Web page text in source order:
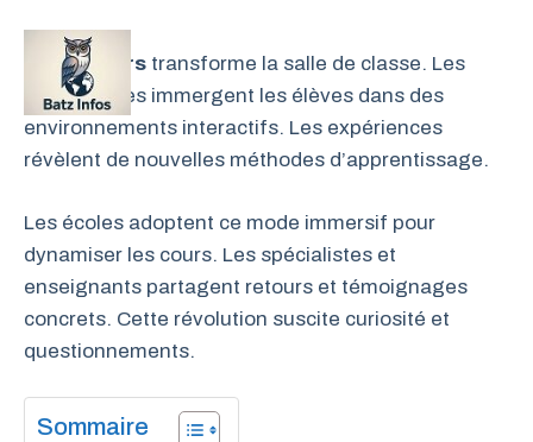
contenu
métavers transforme la salle de classe. Les
technologies immergent les élèves dans des
environnements interactifs. Les expériences
révèlent de nouvelles méthodes d’apprentissage.
Les écoles adoptent ce mode immersif pour
dynamiser les cours. Les spécialistes et
enseignants partagent retours et témoignages
concrets. Cette révolution suscite curiosité et
questionnements.
Sommaire